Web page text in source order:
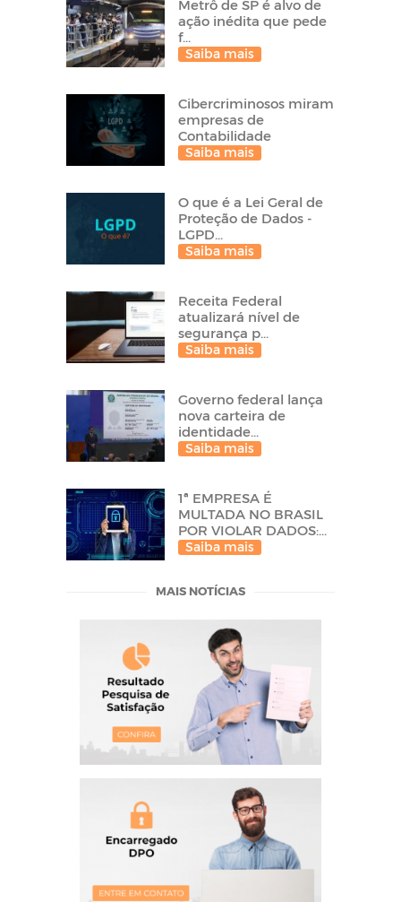
Metrô de SP é alvo de
ação inédita que pede
f...
Saiba mais
Cibercriminosos miram
empresas de
Contabilidade
Saiba mais
O que é a Lei Geral de
Proteção de Dados -
LGPD...
Saiba mais
Receita Federal
atualizará nível de
segurança p...
Saiba mais
Governo federal lança
nova carteira de
identidade...
Saiba mais
1ª EMPRESA É
MULTADA NO BRASIL
POR VIOLAR DADOS:...
Saiba mais
MAIS NOTÍCIAS